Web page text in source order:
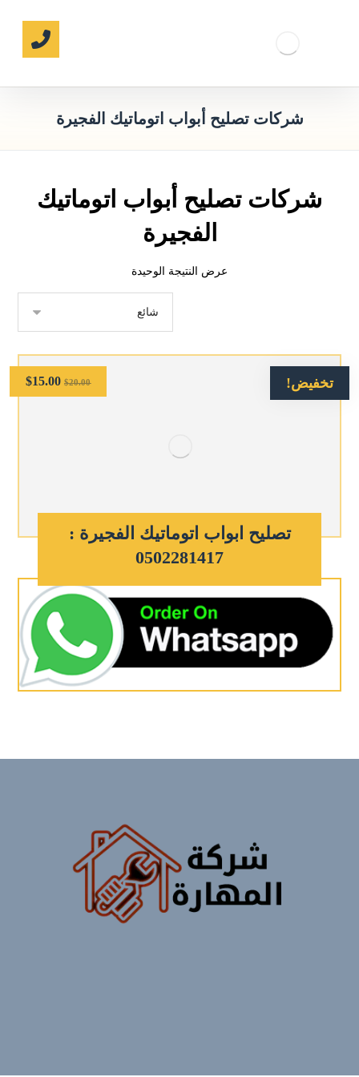
شركات تصليح أبواب اتوماتيك الفجيرة
شركات تصليح أبواب اتوماتيك
الفجيرة
عرض النتيجة الوحيدة
تخفيض!
تصليح ابواب اتوماتيك الفجيرة :
0502281417
$20.00
$15.00